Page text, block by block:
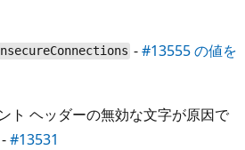
-#13555 の値を
ト ヘッダーの無効な文字が原因で
#13531